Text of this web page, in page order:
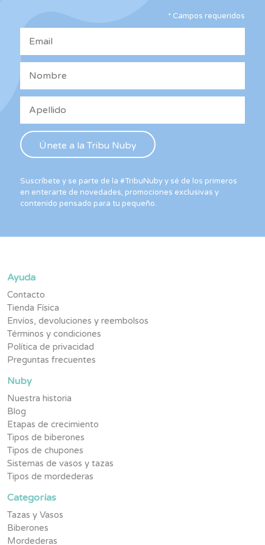
de
*Campos requeridos
Suscríbete y se parte de la #TribuNuby y sé de los primeros
en enterarte de novedades, promociones exclusivas y
contenido pensado para tu pequeño.
Ayuda
Contacto
Tienda Física
Envíos, devoluciones y reembolsos
Términos y condiciones
Política de privacidad
Preguntas frecuentes
Nuby
Nuestra historia
Blog
Etapas de crecimiento
Tipos de biberones
Tipos de chupones
Sistemas de vasos y tazas
Tipos de mordederas
Categorías
Tazas y Vasos
Biberones
Mordederas